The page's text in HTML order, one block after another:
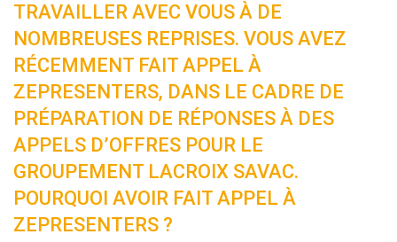
TRAVAILLER AVEC VOUS À DE
NOMBREUSES REPRISES. VOUS AVEZ
RÉCEMMENT FAIT APPEL À
ZEPRESENTERS, DANS LE CADRE DE
PRÉPARATION DE RÉPONSES À DES
APPELS D’OFFRES POUR LE
GROUPEMENT LACROIX SAVAC.
POURQUOI AVOIR FAIT APPEL À
ZEPRESENTERS ?